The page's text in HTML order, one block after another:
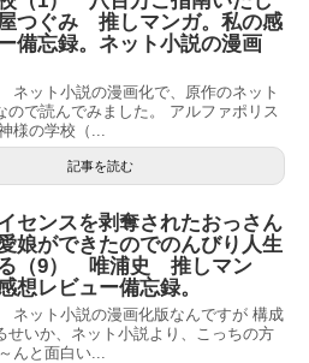
つぐみ 推しマンガ。私の感
備忘録。ネット小説の漫画
ネット小説の漫画化で、原作のネット
ので読んでみました。 アルファポリス
様の学校（...
記事を読む
センスを剥奪されたおっさん
娘ができたのでのんびり人生
（9） 唯浦史 推しマン
想レビュー備忘録。
ネット小説の漫画化版なんですが 構成
せいか、ネット小説より、こっちの方
んと面白い...